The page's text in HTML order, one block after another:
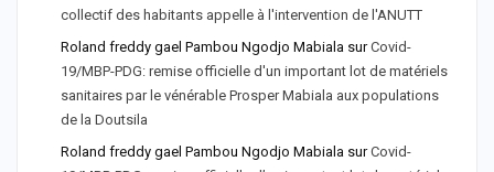
collectif des habitants appelle à l'intervention de l'ANUTT
Roland freddy gael Pambou Ngodjo Mabiala surCovid-
19/MBP-PDG: remise officielle d'un important lot de matériels
sanitaires par le vénérable Prosper Mabiala aux populations
de la Doutsila
Roland freddy gael Pambou Ngodjo Mabiala surCovid-